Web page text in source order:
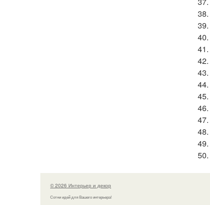
38.
39.
40.
41.
42.
43.
44.
45.
46.
47.
48.
49.
50.
© 2026 Интерьер и декор
Сотни идей для Вашего интерьера!